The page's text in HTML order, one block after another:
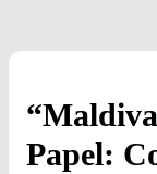
Papel: